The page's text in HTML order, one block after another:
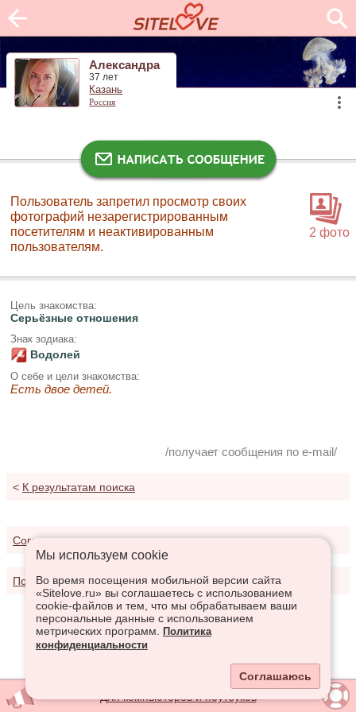
Александра
37 лет
Казань
Россия
2 фото
Пользователь запретил просмотр своих
фотографий незарегистрированным
посетителям и неактивированным
пользователям.
Цель знакомства:
Серьёзные отношения
Знак зодиака:
Водолей
О себе и цели знакомства:
Есть двое детей.
/получает сообщения по e-mail/
< К результатам поиска
Соглашение о предоставлении услуг
Политика конфиденциальности
Мы используем сookie
Во время посещения мобильной версии сайта
«Sitelove.ru» вы соглашаетесь с использованием
cookie-файлов и тем, что мы обрабатываем ваши
персональные данные с использованием
метрических программ.
Политика
конфиденциальности
Соглашаюсь
Для компьютеров и ноутбуков